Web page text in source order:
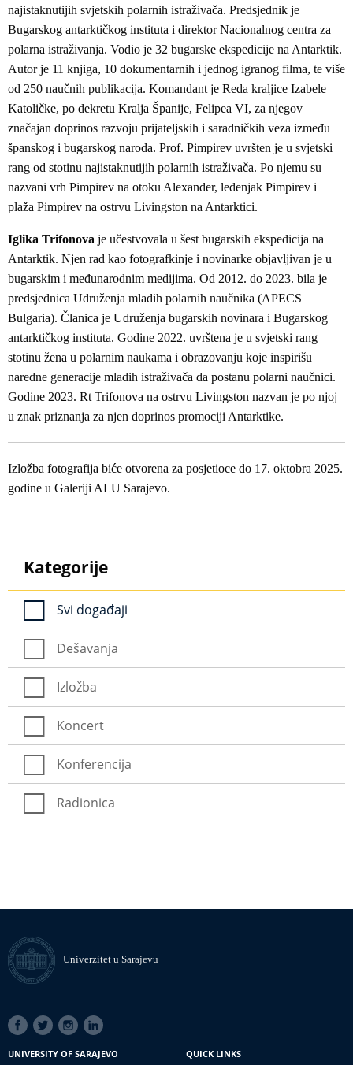
najistaknutijih svjetskih polarnih istraživača. Predsjednik je
Bugarskog antarktičkog instituta i direktor Nacionalnog centra za
polarna istraživanja. Vodio je 32 bugarske ekspedicije na Antarktik.
Autor je 11 knjiga, 10 dokumentarnih i jednog igranog filma, te više
od 250 naučnih publikacija. Komandant je Reda kraljice Izabele
Katoličke, po dekretu Kralja Španije, Felipea VI, za njegov
značajan doprinos razvoju prijateljskih i saradničkih veza između
španskog i bugarskog naroda. Prof. Pimpirev uvršten je u svjetski
rang od stotinu najistaknutijih polarnih istraživača. Po njemu su
nazvani vrh Pimpirev na otoku Alexander, ledenjak Pimpirev i
plaža Pimpirev na ostrvu Livingston na Antarktici.
Iglika Trifonova je učestvovala u šest bugarskih ekspedicija na
Antarktik. Njen rad kao fotografkinje i novinarke objavljivan je u
bugarskim i međunarodnim medijima. Od 2012. do 2023. bila je
predsjednica Udruženja mladih polarnih naučnika (APECS
Bulgaria). Članica je Udruženja bugarskih novinara i Bugarskog
antarktičkog instituta. Godine 2022. uvrštena je u svjetski rang
stotinu žena u polarnim naukama i obrazovanju koje inspirišu
naredne generacije mladih istraživača da postanu polarni naučnici.
Godine 2023. Rt Trifonova na ostrvu Livingston nazvan je po njoj
u znak priznanja za njen doprinos promociji Antarktike.
Izložba fotografija biće otvorena za posjetioce do 17. oktobra 2025.
godine u Galeriji ALU Sarajevo.
Kategorije
Svi događaji
Dešavanja
Izložba
Koncert
Konferencija
Radionica
Univerzitet u Sarajevu
SOCIAL
LINKS
UNIVERSITY OF SARAJEVO
QUICK LINKS